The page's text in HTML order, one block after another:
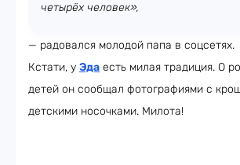
четырёх человек»,
— радовался молодой папа в соцсетях.
Кстати, у Эда есть милая традиция. О
детей он сообщал фотографиями с
детскими носочками. Милота!